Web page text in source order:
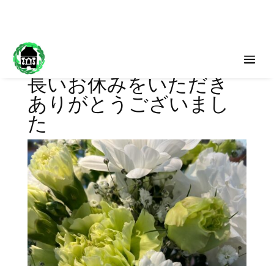
長いお休みをいただき
ありがとうございまし
た